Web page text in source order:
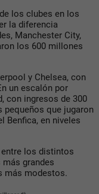
los clubes en los
la diferencia
Manchester City,
los 600 millones
y Chelsea, con
un escalón por
con ingresos de 300
pequeños que jugaron
Benfica, en niveles
los distintos
grandes
más modestos.